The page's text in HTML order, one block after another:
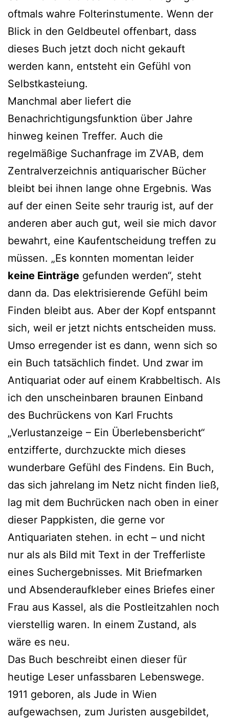
oftmals wahre Folterinstumente. Wenn der
Blick in den Geldbeutel offenbart, dass
dieses Buch jetzt doch nicht gekauft
werden kann, entsteht ein Gefühl von
Selbstkasteiung.
Manchmal aber liefert die
Benachrichtigungsfunktion über Jahre
hinweg keinen Treffer. Auch die
regelmäßige Suchanfrage im ZVAB, dem
Zentralverzeichnis antiquarischer Bücher
bleibt bei ihnen lange ohne Ergebnis. Was
auf der einen Seite sehr traurig ist, auf der
anderen aber auch gut, weil sie mich davor
bewahrt, eine Kaufentscheidung treffen zu
müssen. „Es konnten momentan leider
keine Einträge gefunden werden“, steht
dann da. Das elektrisierende Gefühl beim
Finden bleibt aus. Aber der Kopf entspannt
sich, weil er jetzt nichts entscheiden muss.
Umso erregender ist es dann, wenn sich so
ein Buch tatsächlich findet. Und zwar im
Antiquariat oder auf einem Krabbeltisch. Als
ich den unscheinbaren braunen Einband
des Buchrückens von Karl Fruchts
„Verlustanzeige – Ein Überlebensbericht“
entzifferte, durchzuckte mich dieses
wunderbare Gefühl des Findens. Ein Buch,
das sich jahrelang im Netz nicht finden ließ,
lag mit dem Buchrücken nach oben in einer
dieser Pappkisten, die gerne vor
Antiquariaten stehen. in echt – und nicht
nur als als Bild mit Text in der Trefferliste
eines Suchergebnisses. Mit Briefmarken
und Absenderaufkleber eines Briefes einer
Frau aus Kassel, als die Postleitzahlen noch
vierstellig waren. In einem Zustand, als
wäre es neu.
Das Buch beschreibt einen dieser für
heutige Leser unfassbaren Lebenswege.
1911 geboren, als Jude in Wien
aufgewachsen, zum Juristen ausgebildet,